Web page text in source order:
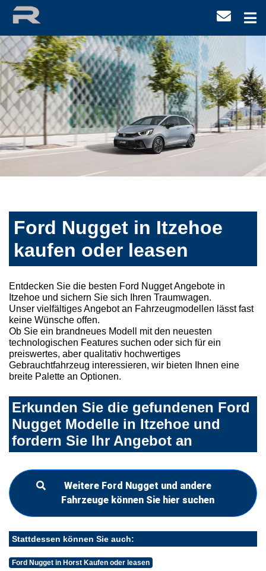
Ford Nugget in Itzehoe
kaufen oder leasen
Entdecken Sie die besten Ford Nugget Angebote in
Itzehoe und sichern Sie sich Ihren Traumwagen.
Unser vielfältiges Angebot an Fahrzeugmodellen lässt fast
keine Wünsche offen.
Ob Sie ein brandneues Modell mit den neuesten
technologischen Features suchen oder sich für ein
preiswertes, aber qualitativ hochwertiges
Gebrauchtfahrzeug interessieren, wir bieten Ihnen eine
breite Palette an Optionen.
Erkunden Sie die gefundenen Ford
Nugget Modelle in Itzehoe und
fordern Sie Ihr Angebot an
Weitere Ford Nugget und andere
Fahrzeuge können Sie hier suchen
Stattdessen können Sie auch:
Ford Nugget in Horst Kaufen oder leasen